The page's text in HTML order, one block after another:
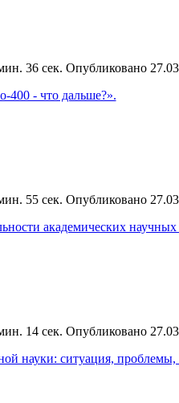
36 сек. Опубликовано
- что дальше?».
55 сек. Опубликовано
академических научных
14 сек. Опубликовано
науки: ситуация,